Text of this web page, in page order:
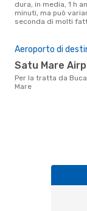
dura, in media, 1 h
minuti, ma può
seconda di molti
Aeroporto di
Satu Mare
Per la tratta da Bucarest a Satu
Mare